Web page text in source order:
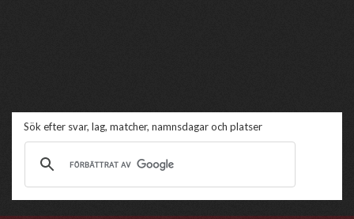
Sök efter svar, lag, matcher, namnsdagar och platser